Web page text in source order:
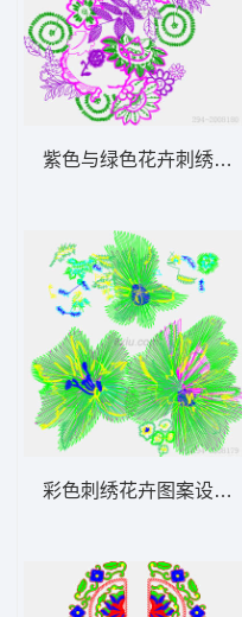
紫色与绿色花卉刺绣图案
彩色刺绣花卉图案设计图